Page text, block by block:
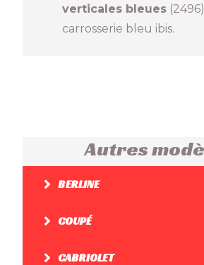
verticales bleues
carrosserie bleu ibis.
Autres
BERLINE
COUPÉ
CABRIOLET